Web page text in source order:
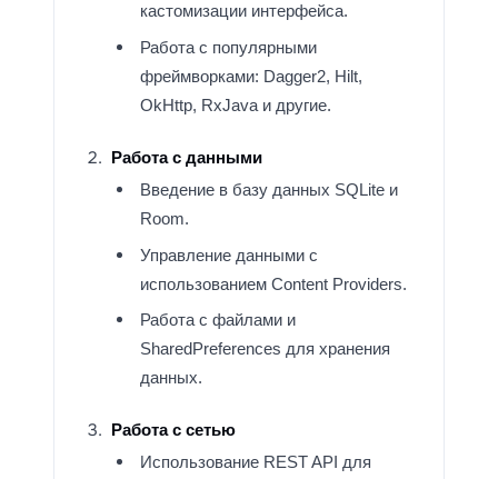
кастомизации интерфейса.
Работа с популярными
фреймворками: Dagger2, Hilt,
OkHttp, RxJava и другие.
Работа с данными
Введение в базу данных SQLite и
Room.
Управление данными с
использованием Content Providers.
Работа с файлами и
SharedPreferences для хранения
данных.
Работа с сетью
Использование REST API для